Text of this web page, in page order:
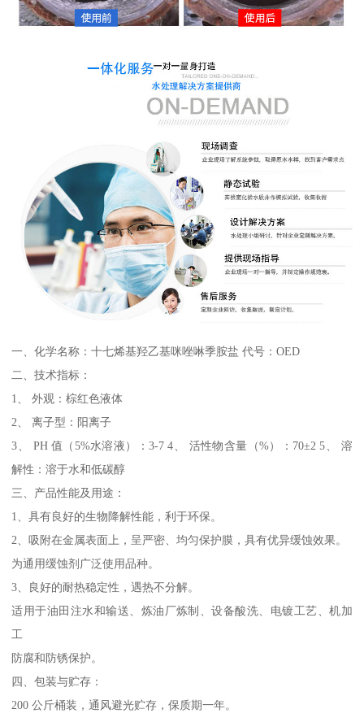
一、化学名称：十七烯基羟乙基咪唑啉季胺盐 代号：OED
二、技术指标：
1、 外观：棕红色液体
2、 离子型：阳离子
3、 PH 值（5%水溶液）：3-7 4、 活性物含量（%）：70±2 5、 溶
解性：溶于水和低碳醇
三、产品性能及用途：
1、具有良好的生物降解性能，利于环保。
2、吸附在金属表面上，呈严密、均匀保护膜，具有优异缓蚀效果。
为通用缓蚀剂广泛使用品种。
3、良好的耐热稳定性，遇热不分解。
适用于油田注水和输送、炼油厂炼制、设备酸洗、电镀工艺、机加
工
防腐和防锈保护。
四、包装与贮存：
200 公斤桶装，通风避光贮存，保质期一年。